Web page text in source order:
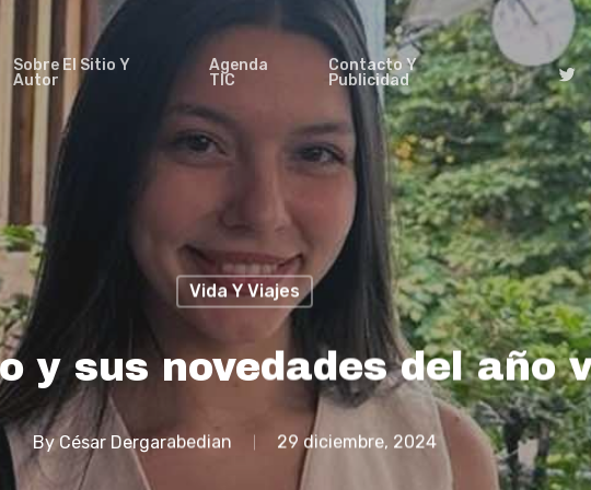
Sobre El Sitio Y
Autor
Agenda
TIC
Contacto Y
Publicidad
Vida Y Viajes
y sus novedades del año
By César Dergarabedian 29 diciembre, 2024